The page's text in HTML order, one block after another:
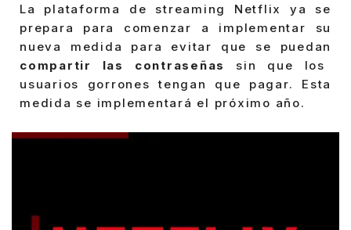
La plataforma de streaming Netflix ya se
prepara para comenzar a implementar su
nueva medida para evitar que se puedan
compartir las contraseñas
sin que los
usuarios gorrones tengan que pagar. Esta
medida se implementará el próximo año.